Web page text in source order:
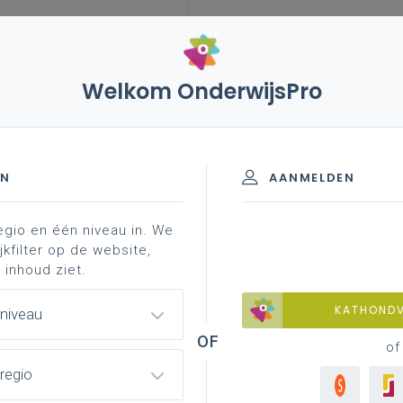
decreet tot wijziging van de
17 december 2010 en het
de kwaliteit van het
betreft:
Welkom OnderwijsPro
AANMELDEN
of
en één niveau in. We
op de website,
ziet.